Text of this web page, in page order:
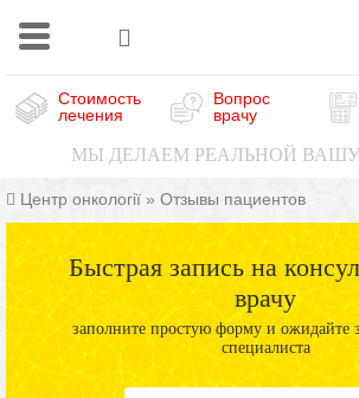
Стоимость
лечения
Вопрос
врачу
МЫ ДЕЛАЕМ РЕАЛЬНОЙ
Центр онкології » Отзывы пациентов
Быстрая запись на
врачу
заполните простую форму и ожидайте
специалиста